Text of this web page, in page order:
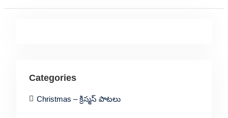
Categories
Christmas – క్రిస్మస్ పాటలు